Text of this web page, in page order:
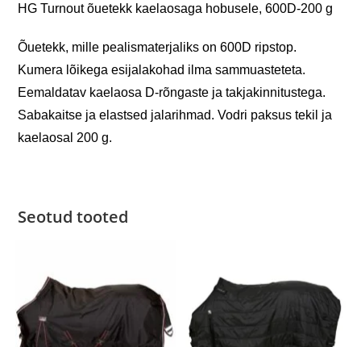
HG Turnout õuetekk kaelaosaga hobusele, 600D-200 g
Õuetekk, mille pealismaterjaliks on 600D ripstop.
Kumera lõikega esijalakohad ilma sammuasteteta.
Eemaldatav kaelaosa D-rõngaste ja takjakinnitustega.
Sabakaitse ja elastsed jalarihmad. Vodri paksus tekil ja
kaelaosal 200 g.
Seotud tooted